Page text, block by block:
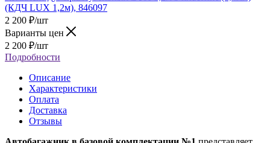
(КДЧ LUX 1,2м), 846097
2 200 ₽/шт
Варианты цен
2 200 ₽/шт
Подробности
Описание
Характеристики
Оплата
Доставка
Отзывы